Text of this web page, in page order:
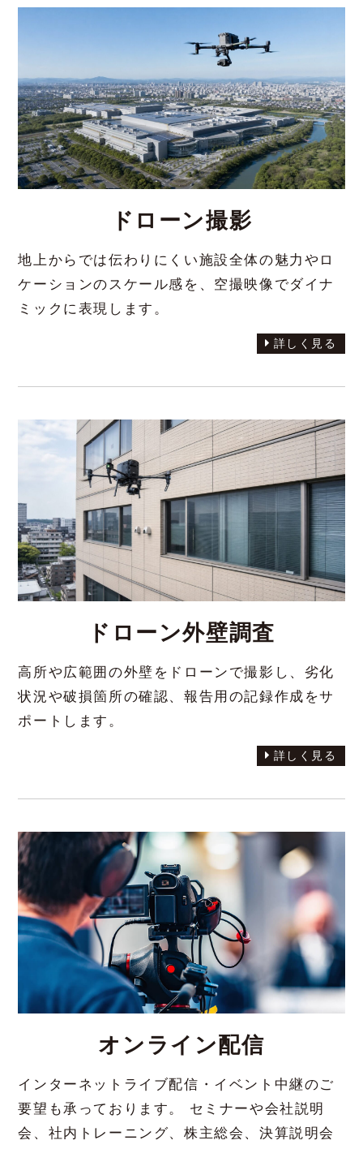
ドローン撮影
地上からでは伝わりにくい施設全体の魅力やロ
ケーションのスケール感を、空撮映像でダイナ
ミックに表現します。
詳しく見る
ドローン外壁調査
高所や広範囲の外壁をドローンで撮影し、劣化
状況や破損箇所の確認、報告用の記録作成をサ
ポートします。
詳しく見る
オンライン配信
インターネットライブ配信・イベント中継のご
要望も承っております。 セミナーや会社説明
会、社内トレーニング、株主総会、決算説明会